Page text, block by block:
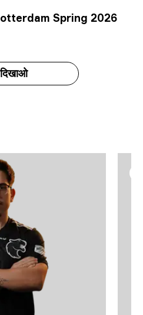
Spring 2026